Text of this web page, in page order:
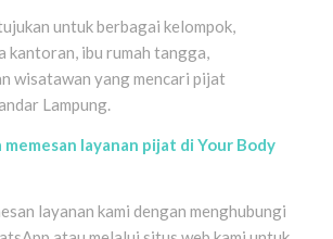
untuk berbagai kelompok,
kantoran, ibu rumah tangga,
wisatawan yang mencari pijat
Lampung.
memesan layanan pijat di Your Body
layanan kami dengan menghubungi